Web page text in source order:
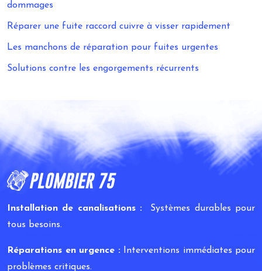
dommages
Réparer une fuite raccord cuivre à visser rapidement
Les manchons de réparation pour fuites urgentes
Solutions contre les engorgements récurrents
Installation de canalisations :
Systèmes durables pour
tous besoins.
Réparations en urgence :Interventions immédiates pour
problèmes critiques.